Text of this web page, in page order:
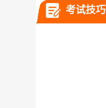
考试技巧